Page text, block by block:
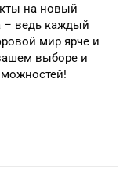
на новый
– ведь каждый
мир ярче и
выборе и